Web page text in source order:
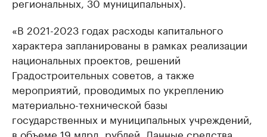
«В 2021-2023 годах расходы капитального
характера запланированы в рамках реализации
национальных проектов, решений
Градостроительных советов, а также
мероприятий, проводимых по укреплению
материально-технической базы
государственных и муниципальных учреждений,
в объеме 19 млрд. рублей. Данные средства